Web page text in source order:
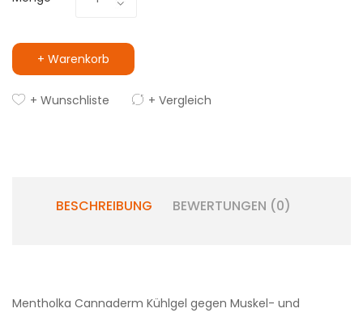
+ Warenkorb
+ Wunschliste + Vergleich
BESCHREIBUNG BEWERTUNGEN (0)
Mentholka Cannaderm Kühlgel gegen Muskel- und